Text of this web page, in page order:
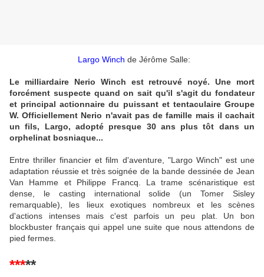
Largo Winch de Jérôme Salle:
Le milliardaire Nerio Winch est retrouvé noyé. Une mort
forcément suspecte quand on sait qu'il s'agit du fondateur
et principal actionnaire du puissant et tentaculaire Groupe
W. Officiellement Nerio n'avait pas de famille mais il cachait
un fils, Largo, adopté presque 30 ans plus tôt dans un
orphelinat bosniaque...
Entre thriller financier et film d'aventure, "Largo Winch" est une
adaptation réussie et très soignée de la bande dessinée de Jean
Van Hamme et Philippe Francq. La trame scénaristique est
dense, le casting international solide (un Tomer Sisley
remarquable), les lieux exotiques nombreux et les scènes
d'actions intenses mais c'est parfois un peu plat. Un bon
blockbuster français qui appel une suite que nous attendons de
pied fermes.
*****